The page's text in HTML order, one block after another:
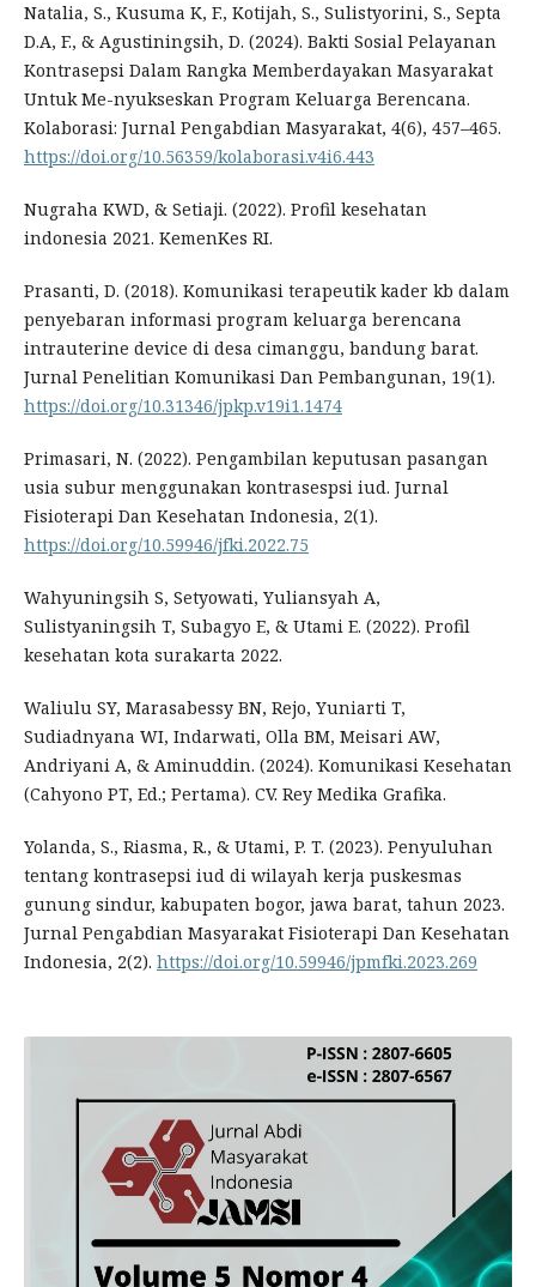
Natalia, S., Kusuma K, F., Kotijah, S., Sulistyorini, S., Septa
D.A, F., & Agustiningsih, D. (2024). Bakti Sosial Pelayanan
Kontrasepsi Dalam Rangka Memberdayakan Masyarakat
Untuk Me-nyukseskan Program Keluarga Berencana.
Kolaborasi: Jurnal Pengabdian Masyarakat, 4(6), 457–465.
https://doi.org/10.56359/kolaborasi.v4i6.443
Nugraha KWD, & Setiaji. (2022). Profil kesehatan
indonesia 2021. KemenKes RI.
Prasanti, D. (2018). Komunikasi terapeutik kader kb dalam
penyebaran informasi program keluarga berencana
intrauterine device di desa cimanggu, bandung barat.
Jurnal Penelitian Komunikasi Dan Pembangunan, 19(1).
https://doi.org/10.31346/jpkp.v19i1.1474
Primasari, N. (2022). Pengambilan keputusan pasangan
usia subur menggunakan kontrasespsi iud. Jurnal
Fisioterapi Dan Kesehatan Indonesia, 2(1).
https://doi.org/10.59946/jfki.2022.75
Wahyuningsih S, Setyowati, Yuliansyah A,
Sulistyaningsih T, Subagyo E, & Utami E. (2022). Profil
kesehatan kota surakarta 2022.
Waliulu SY, Marasabessy BN, Rejo, Yuniarti T,
Sudiadnyana WI, Indarwati, Olla BM, Meisari AW,
Andriyani A, & Aminuddin. (2024). Komunikasi Kesehatan
(Cahyono PT, Ed.; Pertama). CV. Rey Medika Grafika.
Yolanda, S., Riasma, R., & Utami, P. T. (2023). Penyuluhan
tentang kontrasepsi iud di wilayah kerja puskesmas
gunung sindur, kabupaten bogor, jawa barat, tahun 2023.
Jurnal Pengabdian Masyarakat Fisioterapi Dan Kesehatan
Indonesia, 2(2). https://doi.org/10.59946/jpmfki.2023.269